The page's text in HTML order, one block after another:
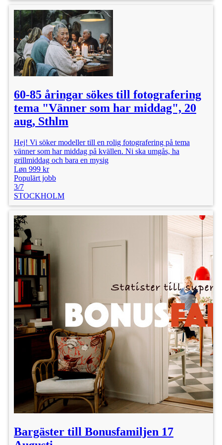
60-85 åringar sökes till fotografering
tema "Vänner som har middag", 20
aug, Sthlm
Hej! Vi söker modeller till en rolig fotografering på tema
vänner som har middag på kvällen. Ni ska umgås, ha
grillmiddag och bara en mysig
Løn 999 kr
Populärt jobb
3/7
STOCKHOLM
Bargäster till Bonusfamiljen 17